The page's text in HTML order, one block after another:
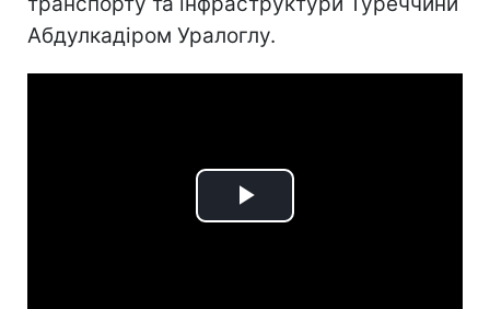
Абдулкадіром Уралоглу.
Play